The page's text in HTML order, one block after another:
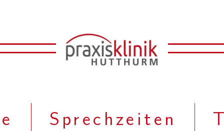
Sprechzeiten